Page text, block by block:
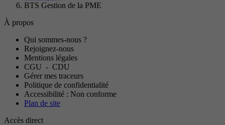
BTS Gestion de la PME
À propos
Qui sommes-nous ?
Rejoignez-nous
Mentions légales
CGU - CDU
Gérer mes traceurs
Politique de confidentialité
Accessibilité : Non conforme
Plan de site
Accès direct